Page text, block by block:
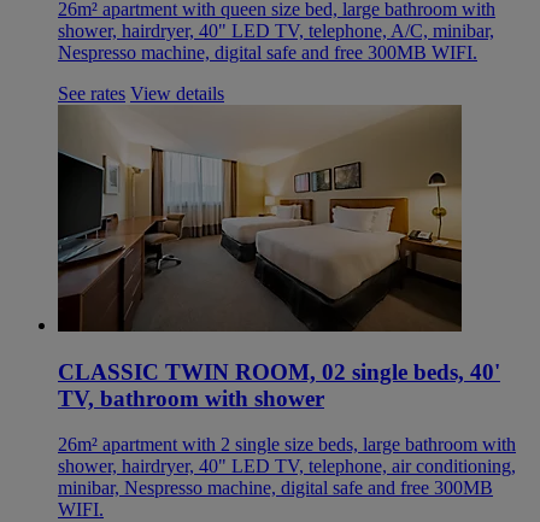
26m² apartment with queen size bed, large bathroom with
shower, hairdryer, 40" LED TV, telephone, A/C, minibar,
Nespresso machine, digital safe and free 300MB WIFI.
See rates View details
CLASSIC TWIN ROOM, 02 single beds, 40'
TV, bathroom with shower
26m² apartment with 2 single size beds, large bathroom with
shower, hairdryer, 40" LED TV, telephone, air conditioning,
minibar, Nespresso machine, digital safe and free 300MB
WIFI.